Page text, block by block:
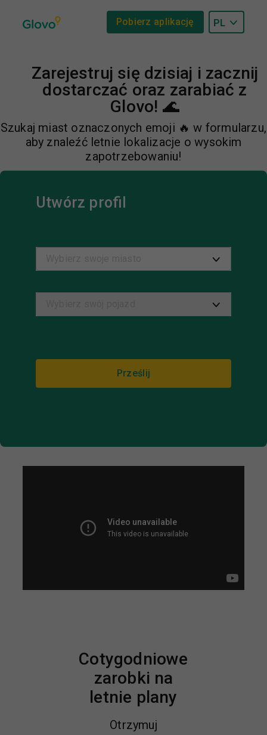
Pobierz aplikację
Zarejestruj się dzisiaj i zacznij
dostarczać oraz zarabiać z
Glovo! 🌊
Szukaj miast oznaczonych emoji 🔥 w formularzu,
aby znaleźć letnie lokalizacje o wysokim
zapotrzebowaniu!
Utwórz profil
Prześlij
Cotygodniowe
zarobki na
letnie plany
Otrzymuj